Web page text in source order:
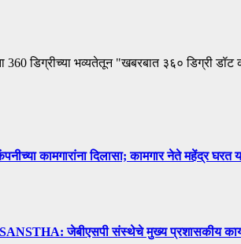
डिग्रीच्या भव्यतेतून "खबरबात ३६० डिग्री डॉट
कामगारांना दिलासा; कामगार नेते महेंद्र घरत
जेबीएसपी संस्थेचे मुख्य प्रशासकीय